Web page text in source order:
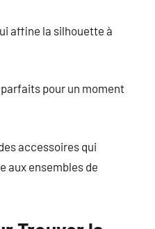
affine la silhouette à
pour un moment
accessoires qui
aux ensembles de